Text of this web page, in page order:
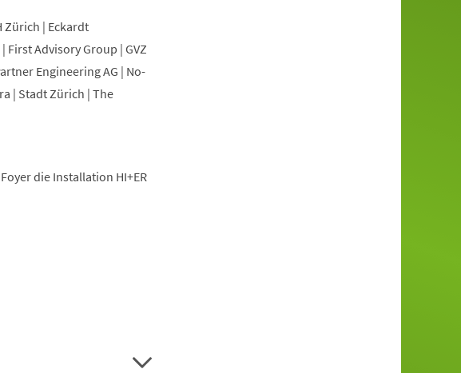
Zürich | Eckardt
First Advisory Group | GVZ
Engineering AG | No-
| Stadt Zürich | The
die Installation HI+ER